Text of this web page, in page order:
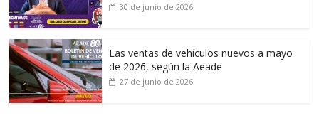
30 de junio de 2026
Las ventas de vehículos nuevos a mayo
de 2026, según la Aeade
27 de junio de 2026